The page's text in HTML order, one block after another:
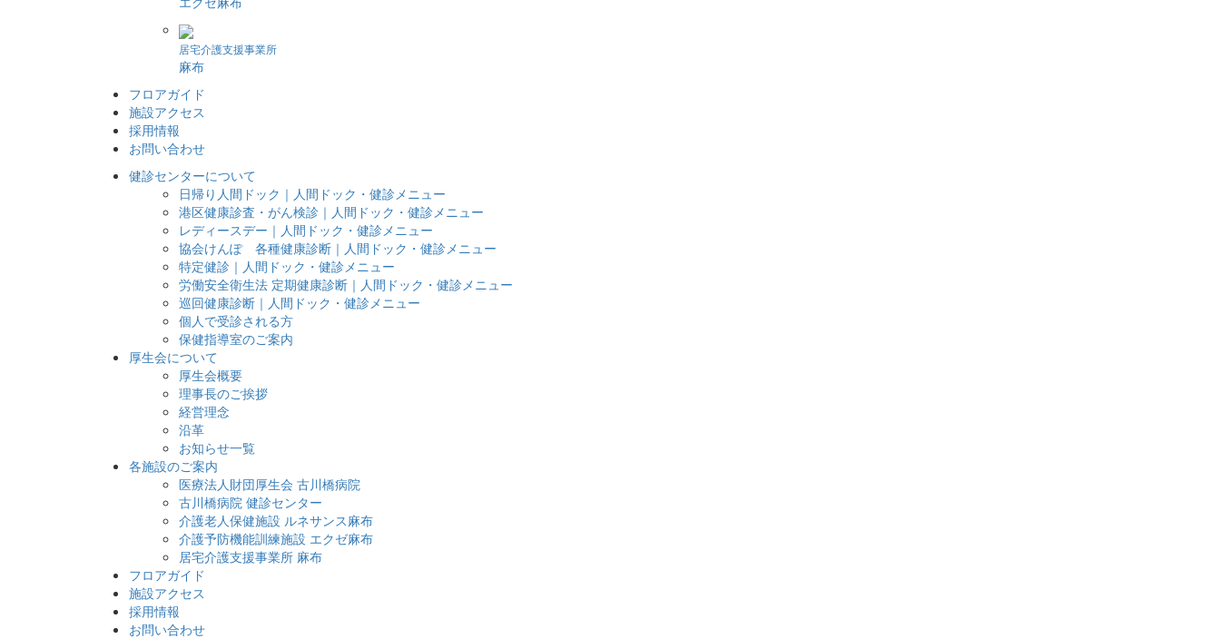
居宅介護支援事業所
麻布
フロアガイド
施設アクセス
採用情報
お問い合わせ
健診センターについて
日帰り人間ドック｜人間ドック・健診メニュー
港区健康診査・がん検診｜人間ドック・健診メニュー
レディースデー｜人間ドック・健診メニュー
協会けんぽ 各種健康診断｜人間ドック・健診メニュー
特定健診｜人間ドック・健診メニュー
労働安全衛生法 定期健康診断｜人間ドック・健診メニュー
巡回健康診断｜人間ドック・健診メニュー
個人で受診される方
保健指導室のご案内
厚生会について
厚生会概要
理事長のご挨拶
経営理念
沿革
お知らせ一覧
各施設のご案内
医療法人財団厚生会 古川橋病院
古川橋病院 健診センター
介護老人保健施設 ルネサンス麻布
介護予防機能訓練施設 エクゼ麻布
居宅介護支援事業所 麻布
フロアガイド
施設アクセス
採用情報
お問い合わせ